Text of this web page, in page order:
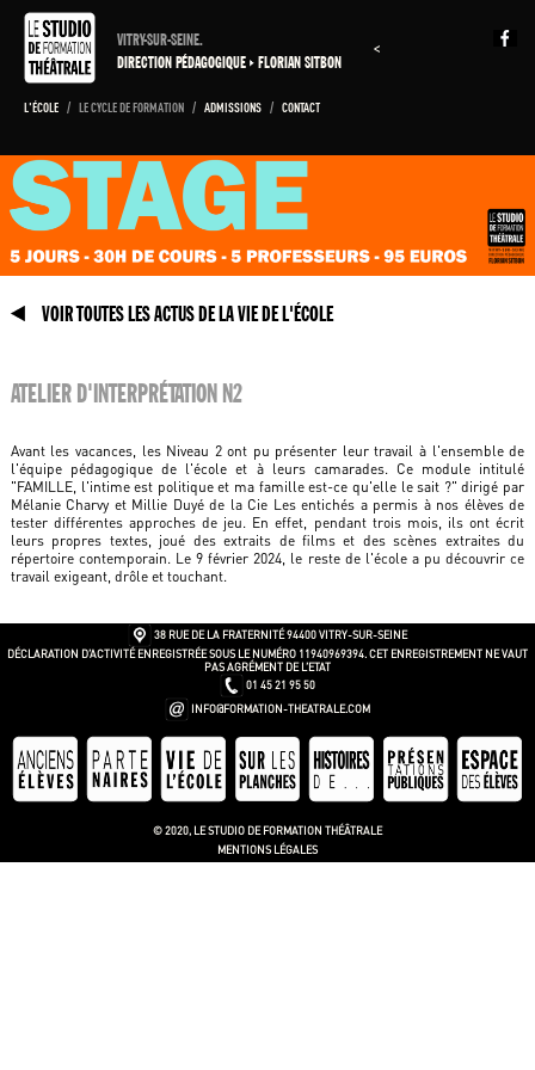
VITRY-SUR-SEINE.
DIRECTION PÉDAGOGIQUE FLORIAN SITBON
<
L'ÉCOLE / LE CYCLE DE FORMATION / ADMISSIONS / CONTACT
VOIR TOUTES LES ACTUS DE LA VIE DE L'ÉCOLE
ATELIER D'INTERPRÉTATION N2
Avant les vacances, les Niveau 2 ont pu présenter leur travail à l'ensemble de
l'équipe pédagogique de l'école et à leurs camarades. Ce module intitulé
"FAMILLE, l'intime est politique et ma famille est-ce qu'elle le sait ?" dirigé par
Mélanie Charvy et Millie Duyé de la Cie Les entichés a permis à nos élèves de
tester différentes approches de jeu. En effet, pendant trois mois, ils ont écrit
leurs propres textes, joué des extraits de films et des scènes extraites du
répertoire contemporain. Le 9 février 2024, le reste de l'école a pu découvrir ce
travail exigeant, drôle et touchant.
38 RUE DE LA FRATERNITÉ94400 VITRY-SUR-SEINE
DÉCLARATION D’ACTIVITÉ ENREGISTRÉE SOUS LE NUMÉRO 11940969394. CET ENREGISTREMENT NE VAUT
PAS AGRÉMENT DE L’ETAT
01 45 21 95 50
INFO@FORMATION-THEATRALE.COM
© 2020, LE STUDIO DE FORMATION THÉÂTRALE
MENTIONS LÉGALES